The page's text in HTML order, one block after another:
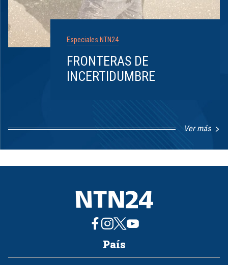
Especiales NTN24
FRONTERAS DE
INCERTIDUMBRE
Ver más
1
8
País